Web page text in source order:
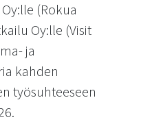
(Rokua
Oy:lle (Visit
ja
kahden
työsuhteeseen